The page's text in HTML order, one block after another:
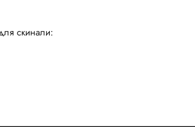
скинали: